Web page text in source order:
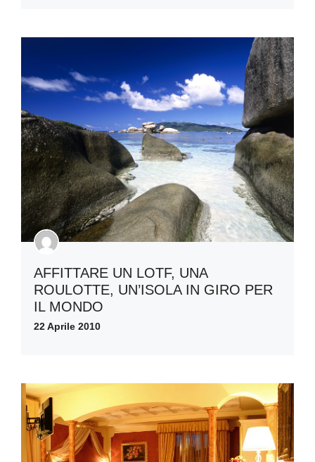
AFFITTARE UN LOTF, UNA
ROULOTTE, UN’ISOLA IN GIRO PER
IL MONDO
22 Aprile 2010